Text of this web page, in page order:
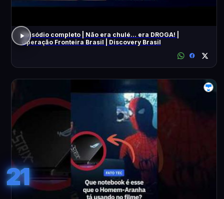
Episódio completo | Não era chulé... era DROGA! |
Operação Fronteira Brasil | Discovery Brasil
21